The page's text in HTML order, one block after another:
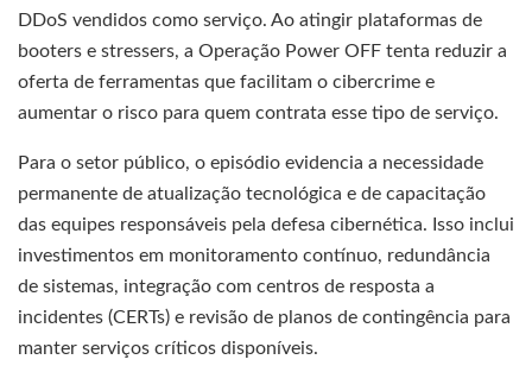
DDoS vendidos como serviço. Ao atingir plataformas de
booters e stressers, a Operação Power OFF tenta reduzir a
oferta de ferramentas que facilitam o cibercrime e
aumentar o risco para quem contrata esse tipo de serviço.
Para o setor público, o episódio evidencia a necessidade
permanente de atualização tecnológica e de capacitação
das equipes responsáveis pela defesa cibernética. Isso inclui
investimentos em monitoramento contínuo, redundância
de sistemas, integração com centros de resposta a
incidentes (CERTs) e revisão de planos de contingência para
manter serviços críticos disponíveis.